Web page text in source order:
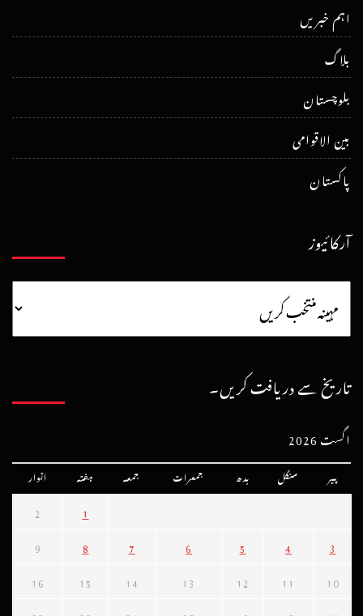
اہم خبریں
بلاگ
بلوچستان
بین الاقوامی
پاکستان
آرکائیوز
تاریخ سے دریافت کریں۔
اگست 2026
پیر منگل بدھ جمعرات جمعہ ہفتہ اتوار
1
2
3
4
5
6
7
8
9
10
11
12
13
14
15
16